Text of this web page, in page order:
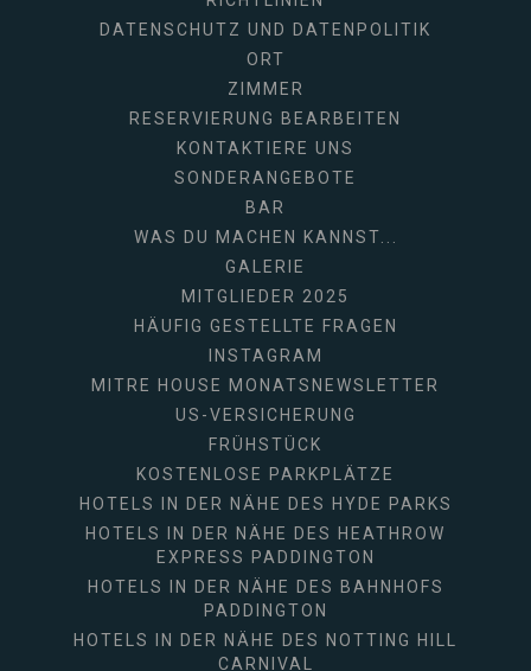
DATENSCHUTZ UND DATENPOLITIK
ORT
ZIMMER
RESERVIERUNG BEARBEITEN
KONTAKTIERE UNS
SONDERANGEBOTE
BAR
WAS DU MACHEN KANNST...
GALERIE
MITGLIEDER 2025
HÄUFIG GESTELLTE FRAGEN
INSTAGRAM
MITRE HOUSE MONATSNEWSLETTER
US-VERSICHERUNG
FRÜHSTÜCK
KOSTENLOSE PARKPLÄTZE
HOTELS IN DER NÄHE DES HYDE PARKS
HOTELS IN DER NÄHE DES HEATHROW
EXPRESS PADDINGTON
HOTELS IN DER NÄHE DES BAHNHOFS
PADDINGTON
HOTELS IN DER NÄHE DES NOTTING HILL
CARNIVAL